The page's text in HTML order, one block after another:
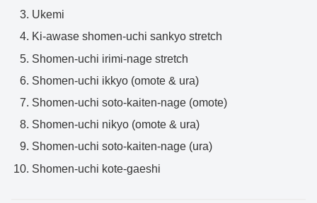
Ukemi
Ki-awase shomen-uchi sankyo stretch
Shomen-uchi irimi-nage stretch
Shomen-uchi ikkyo (omote & ura)
Shomen-uchi soto-kaiten-nage (omote)
Shomen-uchi nikyo (omote & ura)
Shomen-uchi soto-kaiten-nage (ura)
Shomen-uchi kote-gaeshi